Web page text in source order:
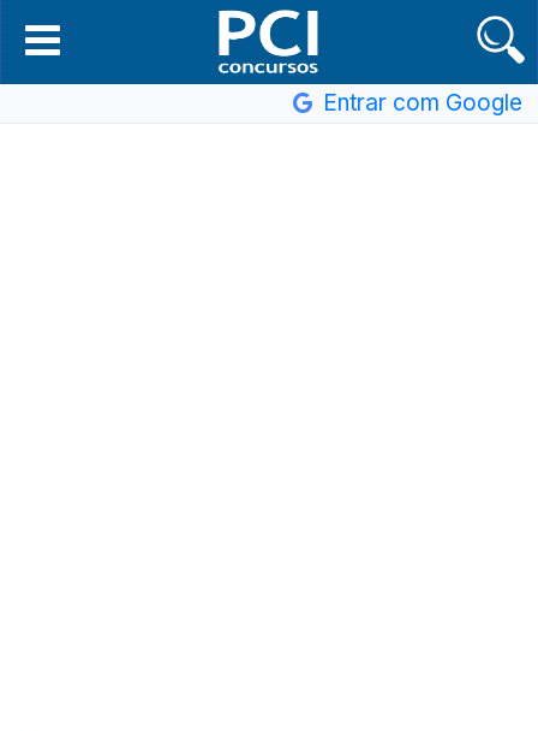
Entrar com Google